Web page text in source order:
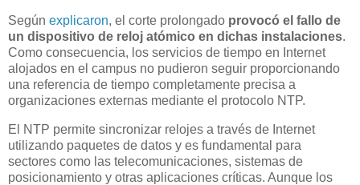
Según explicaron, el corte prolongado provocó el fallo de
un dispositivo de reloj atómico en dichas instalaciones.
Como consecuencia, los servicios de tiempo en Internet
alojados en el campus no pudieron seguir proporcionando
una referencia de tiempo completamente precisa a
organizaciones externas mediante el protocolo NTP.
El NTP permite sincronizar relojes a través de Internet
utilizando paquetes de datos y es fundamental para
sectores como las telecomunicaciones, sistemas de
posicionamiento y otras aplicaciones críticas. Aunque los